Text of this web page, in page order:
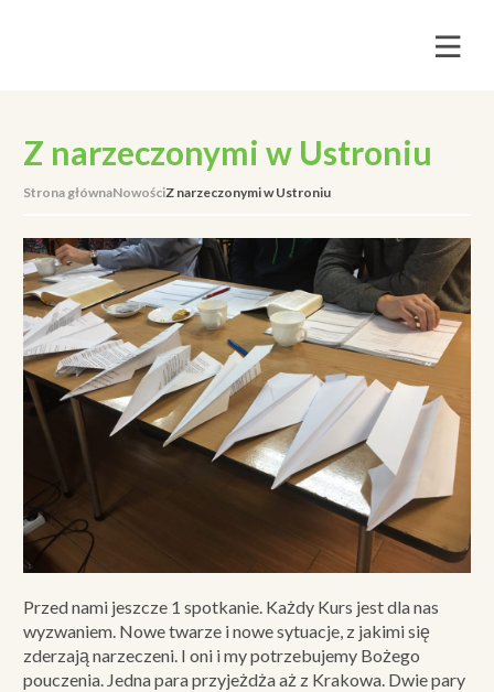
Z narzeczonymi w Ustroniu
Strona głównaNowościZ narzeczonymi w Ustroniu
Przed nami jeszcze 1 spotkanie. Każdy Kurs jest dla nas
wyzwaniem. Nowe twarze i nowe sytuacje, z jakimi się
zderzają narzeczeni. I oni i my potrzebujemy Bożego
pouczenia. Jedna para przyjeżdża aż z Krakowa. Dwie pary